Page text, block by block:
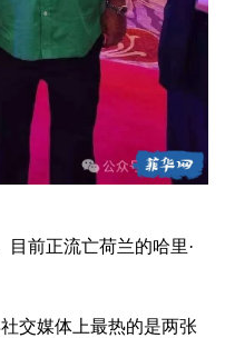
前正流亡荷兰的哈里·
交媒体上最热的是两张